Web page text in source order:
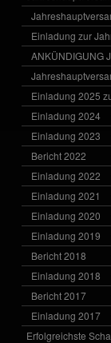
Einladung zur
ANKÜNDIGUNG
Einladung 2025
Einladung 2024
Einladung 2023
Bericht 2022
Einladung 2022
Einladung 2021
Einladung 2020
Einladung 2019
Bericht 2018
Einladung 2018
Bericht 2017
Einladung 2017
Erfolgreichste